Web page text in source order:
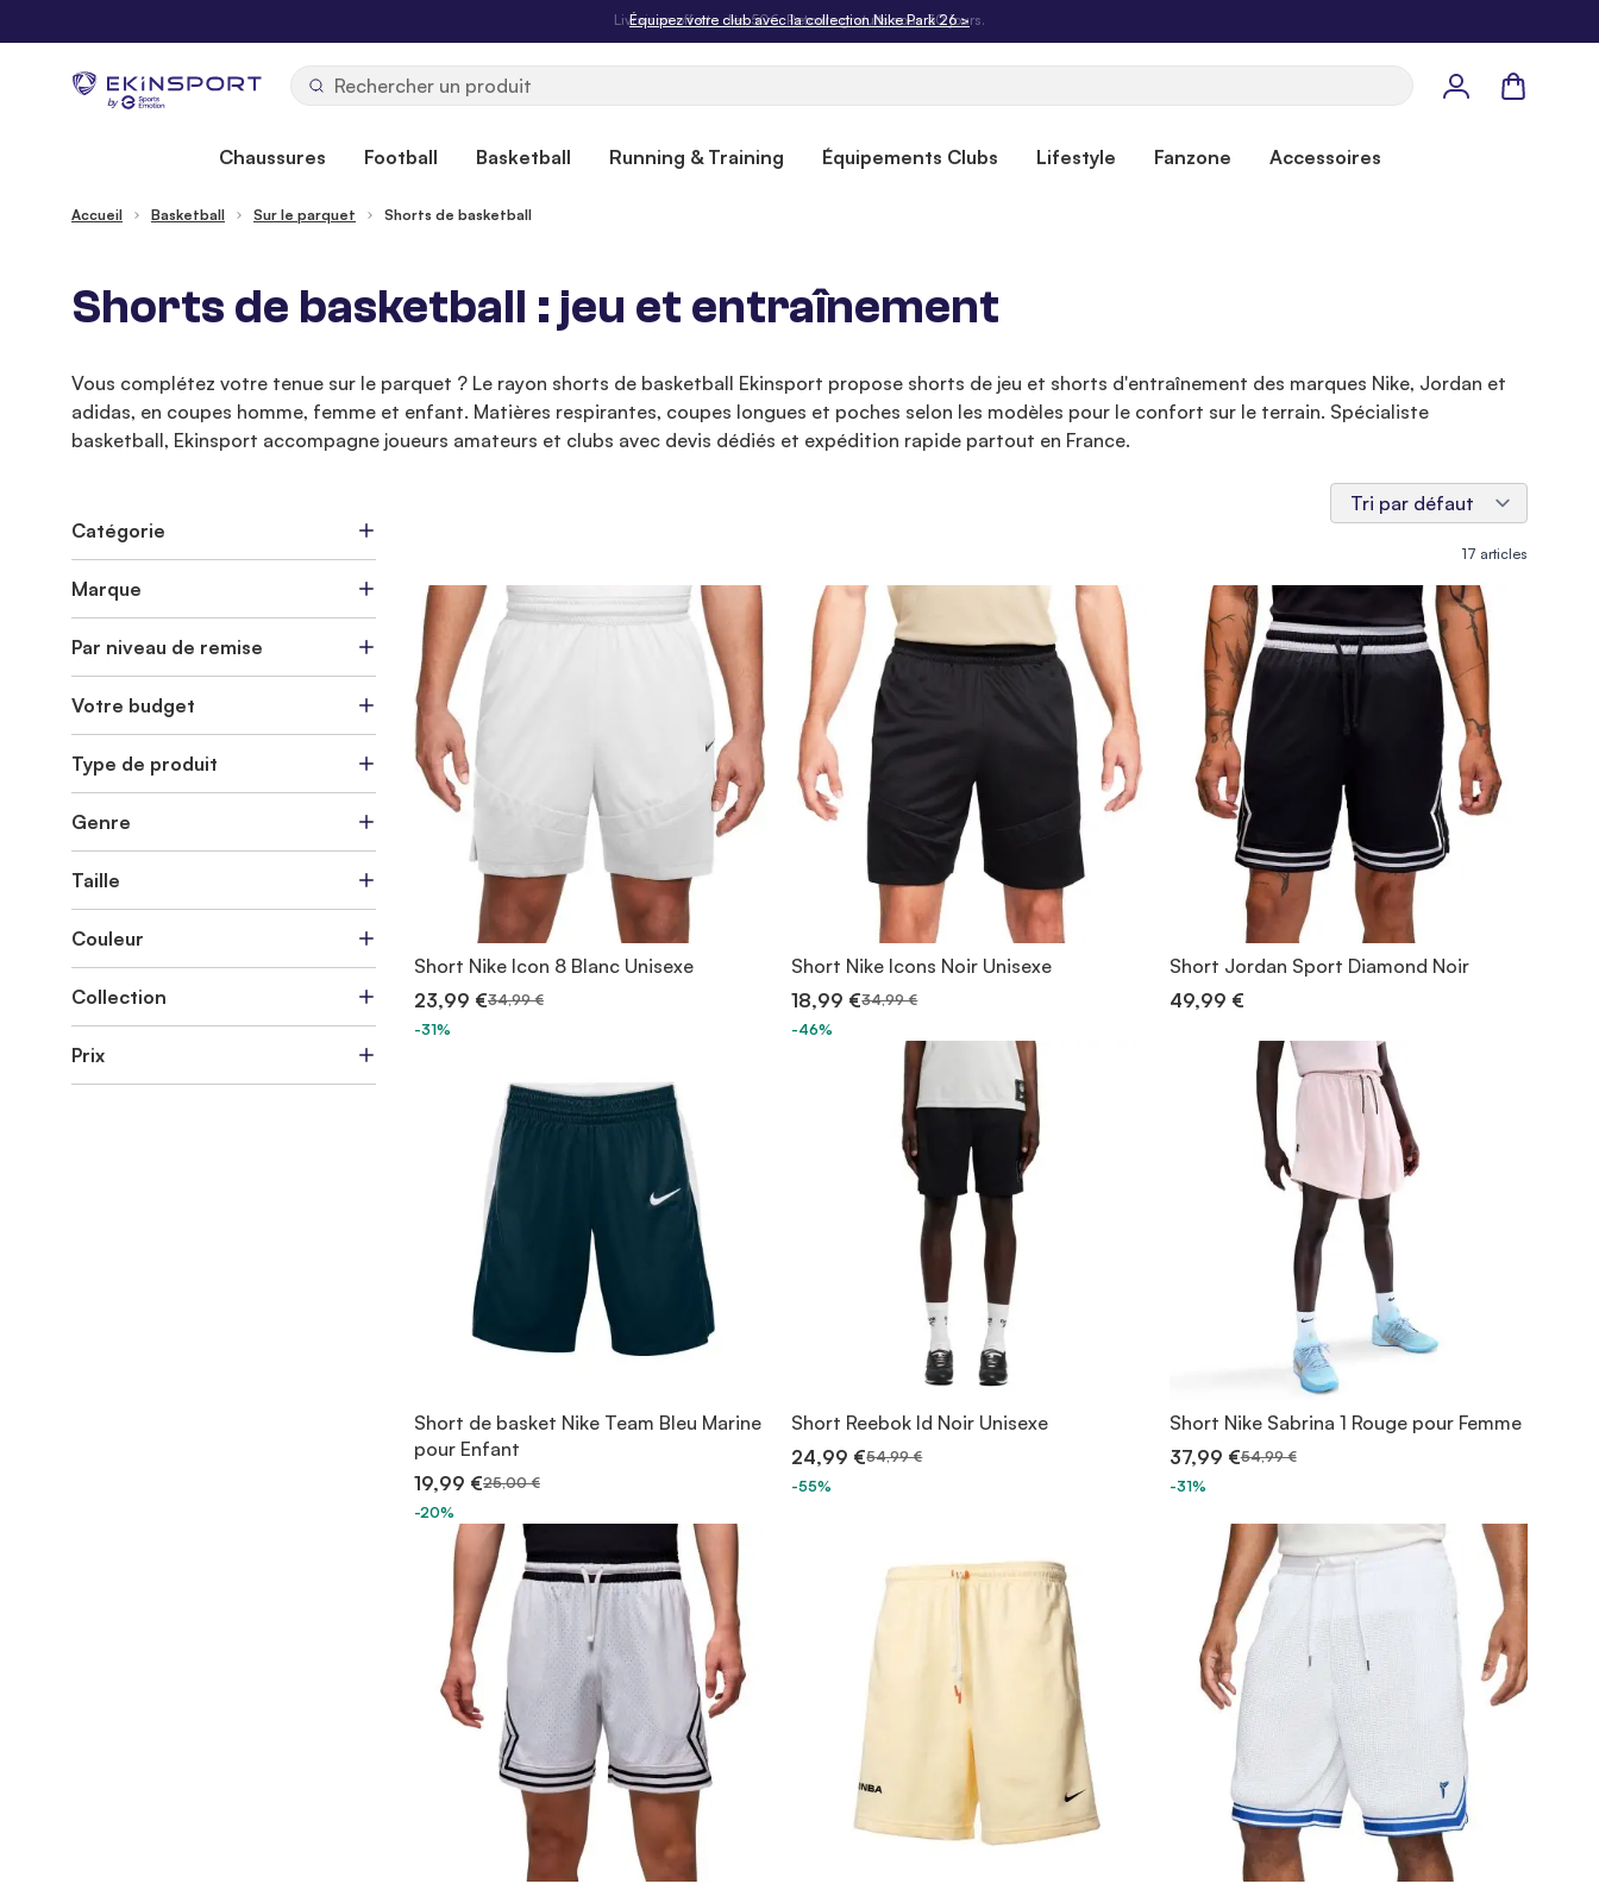
Livraison offerte dès 50€. Retours gratuits sous 30 jours.
by
Panier
Chaussures Football Basketball Running & Training Équipements Clubs Lifestyle Fanzone Accessoires
Accueil Basketball Sur le parquet Shorts de basketball
Shorts de basketball : jeu et entraînement
Vous complétez votre tenue sur le parquet ? Le rayon shorts de basketball Ekinsport propose shorts de jeu et shorts d'entraînement des marques Nike, Jordan et
adidas, en coupes homme, femme et enfant. Matières respirantes, coupes longues et poches selon les modèles pour le confort sur le terrain. Spécialiste
basketball, Ekinsport accompagne joueurs amateurs et clubs avec devis dédiés et expédition rapide partout en France.
17 articles
Short Nike Icon 8 Blanc Unisexe
23,99 €34,99 €
-31%
Short Nike Icons Noir Unisexe
18,99 €34,99 €
-46%
Short Jordan Sport Diamond Noir
49,99 €
Short de basket Nike Team Bleu Marine
pour Enfant
19,99 €25,00 €
-20%
Short Reebok Id Noir Unisexe
24,99 €54,99 €
-55%
Short Nike Sabrina 1 Rouge pour Femme
37,99 €54,99 €
-31%
Catégorie
Marque
Par niveau de remise
Votre budget
Type de produit
Genre
Taille
Couleur
Collection
Prix